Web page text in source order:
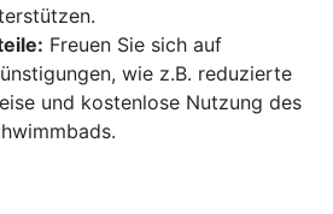
Freuen Sie sich auf
wie z.B. reduzierte
und kostenlose Nutzung des